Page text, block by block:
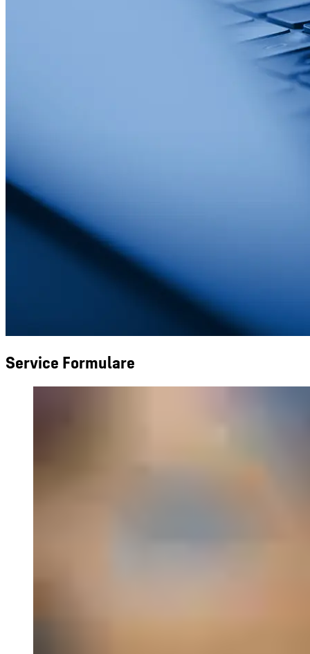
Service Formulare